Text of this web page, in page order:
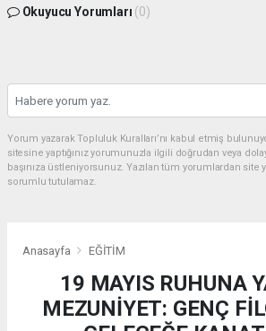
Okuyucu Yorumları (0)
Yorum yazarak Topluluk Kuralları’nı kabul etmiş
sitesine yaptığınız yorumunuzla ilgili doğrudan veya
başınıza üstleniyorsunuz. Yazılan tüm yorumlardan
sorumlu tutulamaz.
Anasayfa EĞİTİM
19 MAYIS RUHUNA
MEZUNİYET: GENÇ